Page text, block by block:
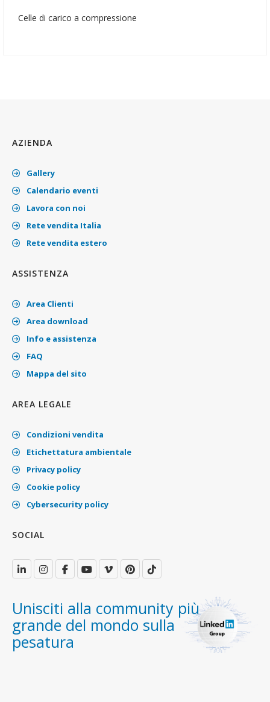
Celle di carico a compressione
AZIENDA
Gallery
Calendario eventi
Lavora con noi
Rete vendita Italia
Rete vendita estero
ASSISTENZA
Area Clienti
Area download
Info e assistenza
FAQ
Mappa del sito
AREA LEGALE
Condizioni vendita
Etichettatura ambientale
Privacy policy
Cookie policy
Cybersecurity policy
SOCIAL
Unisciti alla community più
grande del mondo sulla
pesatura